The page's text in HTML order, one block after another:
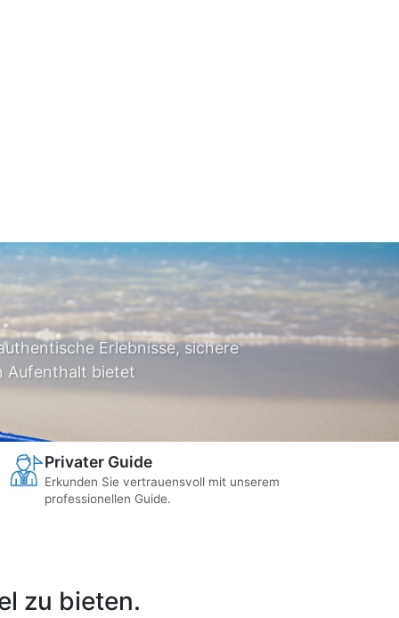
Erlebnisse, sichere
Aufenthalt bietet
Privater Guide
Erkunden Sie vertrauensvoll mit unserem
professionellen Guide.
zu bieten.